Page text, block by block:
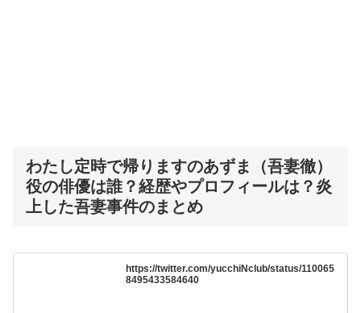
わたし定時で帰りますのあずま（吾妻徹）
役の俳優は誰？経歴やプロフィールは？炎
上した吾妻事件のまとめ
https://twitter.com/yucchiNclub/status/110065
8495433584640